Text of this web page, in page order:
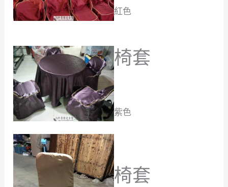
紅色
椅套
紫色
椅套